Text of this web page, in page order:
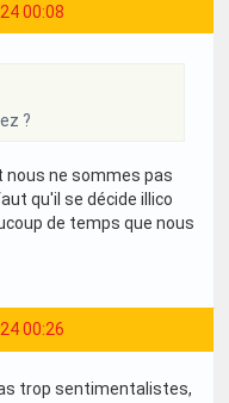
00:08
?
nous ne sommes pas
qu'il se décide illico
de temps que nous
00:26
trop sentimentalistes,